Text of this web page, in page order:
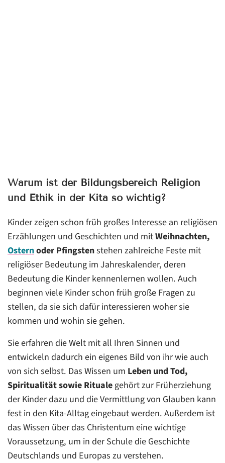
Warum ist der Bildungsbereich Religion
und Ethik in der Kita so wichtig?
Kinder zeigen schon früh großes Interesse an religiösen
Erzählungen und Geschichten und mitWeihnachten,
Osternoder Pfingstenstehen zahlreiche Feste mit
religiöser Bedeutung im Jahreskalender, deren
Bedeutung die Kinder kennenlernen wollen. Auch
beginnen viele Kinder schon früh große Fragen zu
stellen, da sie sich dafür interessieren woher sie
kommen und wohin sie gehen.
Sie erfahren die Welt mit all Ihren Sinnen und
entwickeln dadurch ein eigenes Bild von ihr wie auch
von sich selbst. Das Wissen um Leben und Tod,
Spiritualität sowie Ritualegehört zur Früherziehung
der Kinder dazu und die Vermittlung von Glauben kann
fest in den Kita-Alltag eingebaut werden. Außerdem ist
das Wissen über das Christentum eine wichtige
Voraussetzung, um in der Schule die Geschichte
Deutschlands und Europas zu verstehen.